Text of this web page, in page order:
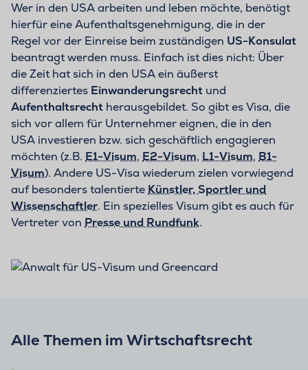
Wer in den USA arbeiten und leben möchte, benötigt
hierfür eine Aufenthaltsgenehmigung, die in der
Regel vor der Einreise beim zuständigen US-Konsulat
beantragt werden muss. Einfach ist dies nicht: Über
die Zeit hat sich in den USA ein äußerst
differenziertes Einwanderungsrecht und
Aufenthaltsrecht herausgebildet. So gibt es Visa, die
sich vor allem für Unternehmer eignen, die in den
USA investieren bzw. sich geschäftlich engagieren
möchten (z.B. E1-Visum, E2-Visum, L1-Visum, B1-
Visum). Andere US-Visa wiederum zielen vorwiegend
auf besonders talentierte Künstler, Sportler und
Wissenschaftler. Ein spezielles Visum gibt es auch für
Vertreter von Presse und Rundfunk.
Alle Themen im Wirtschaftsrecht